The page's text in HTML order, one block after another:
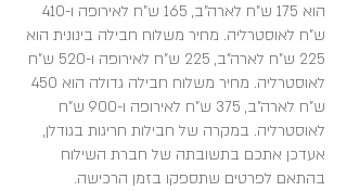
הוא 175 ש"ח לארה"ב, 165 ש"ח לאירופה ו-410
ש"ח לאוסטרליה. מחיר משלוח חבילה בינונית הוא
225 ש"ח לארה"ב, 225 ש"ח לאירופה ו-520 ש"ח
לאוסטרליה. מחיר משלוח חבילה גדולה הוא 450
ש"ח לארה"ב, 375 ש"ח לאירופה ו-900 ש"ח
לאוסטרליה. במקרה של חבילות חריגות בגודלן,
אעדכן אתכם בתשובתה של חברת השילוח
בהתאם לפרטים שתספקו בזמן הרכישה.